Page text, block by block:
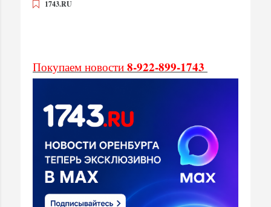
1743.RU
Покупаем новости 8-922-899-1743